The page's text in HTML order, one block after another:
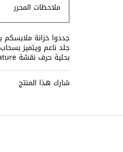
ملاحظات المحرر
جددوا خزانة
جلد ناعم ويتميز
بحلية حرف نقشة Signature للمسة فريدة.
شارك هذا المنتج